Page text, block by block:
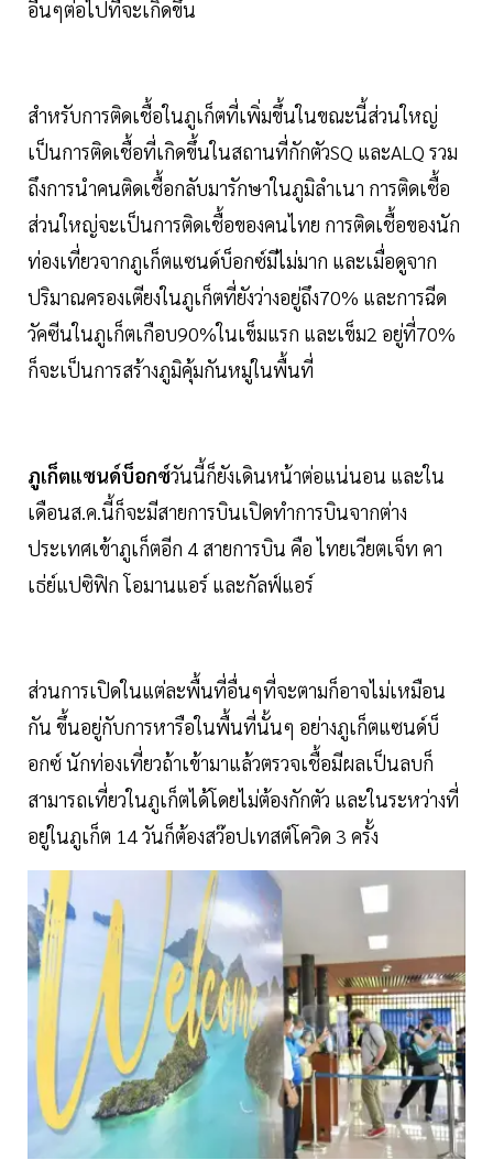
อื่นๆต่อไปที่จะเกิดขึ้น
สำหรับการติดเชื้อในภูเก็ตที่เพิ่มขึ้นในขณะนี้ส่วนใหญ่
เป็นการติดเชื้อที่เกิดขึ้นในสถานที่กักตัวSQ และALQ รวม
ถึงการนำคนติดเชื้อกลับมารักษาในภูมิลำเนา การติดเชื้อ
ส่วนใหญ่จะเป็นการติดเชื้อของคนไทย การติดเชื้อของนัก
ท่องเที่ยวจากภูเก็ตแซนด์บ็อกซ์มีไม่มาก และเมื่อดูจาก
ปริมาณครองเตียงในภูเก็ตที่ยังว่างอยู่ถึง70% และการฉีด
วัคซีนในภูเก็ตเกือบ90%ในเข็มแรก และเข็ม2 อยู่ที่70%
ก็จะเป็นการสร้างภูมิคุ้มกันหมู่ในพื้นที่
ภูเก็ตแซนด์บ็อกซ์วันนี้ก็ยังเดินหน้าต่อแน่นอน และใน
เดือนส.ค.นี้ก็จะมีสายการบินเปิดทำการบินจากต่าง
ประเทศเข้าภูเก็ตอีก 4 สายการบิน คือ ไทยเวียตเจ็ท คา
เธ่ย์แปซิฟิก โอมานแอร์ และกัลฟ์แอร์
ส่วนการเปิดในแต่ละพื้นที่อื่นๆที่จะตามก็อาจไม่เหมือน
กัน ขึ้นอยู่กับการหารือในพื้นที่นั้นๆ อย่างภูเก็ตแซนด์บ็
อกซ์ นักท่องเที่ยวถ้าเข้ามาแล้วตรวจเชื้อมีผลเป็นลบก็
สามารถเที่ยวในภูเก็ตได้โดยไม่ต้องกักตัว และในระหว่างที่
อยู่ในภูเก็ต 14 วันก็ต้องสว๊อปเทสต์โควิด 3 ครั้ง